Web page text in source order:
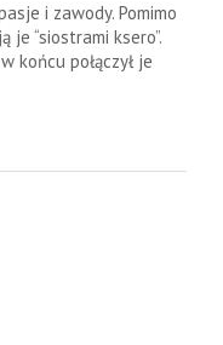
i zawody. Pomimo
je “siostrami ksero”.
końcu połączył je